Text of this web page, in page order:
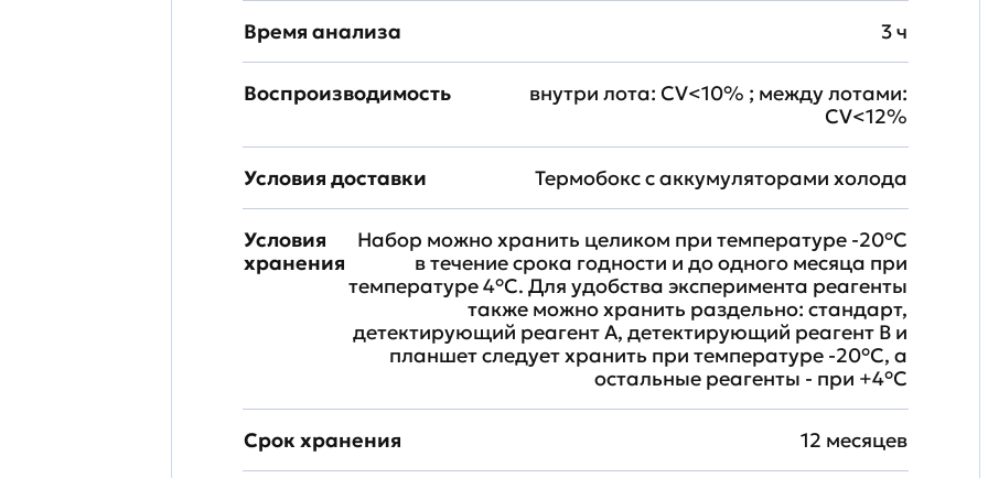
Время анализа 3 ч
Воспроизводимость
внутри лота: CV<10% ; между лотами:
CV<12%
Условия доставки Термобокс с аккумуляторами холода
Условия
хранения
Набор можно хранить целиком при температуре -20°C
в течение срока годности и до одного месяца при
температуре 4°C. Для удобства эксперимента реагенты
также можно хранить раздельно: стандарт,
детектирующий реагент A, детектирующий реагент B и
планшет следует хранить при температуре -20°C, а
остальные реагенты - при +4°С
Срок хранения 12 месяцев